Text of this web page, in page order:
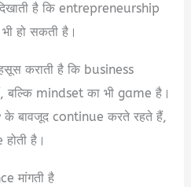
है कि entrepreneurship
हो सकती है।
कराती है कि business
बल्कि mindset का भी game है।
बावजूद continue करते रहते हैं,
है।
मांगती है